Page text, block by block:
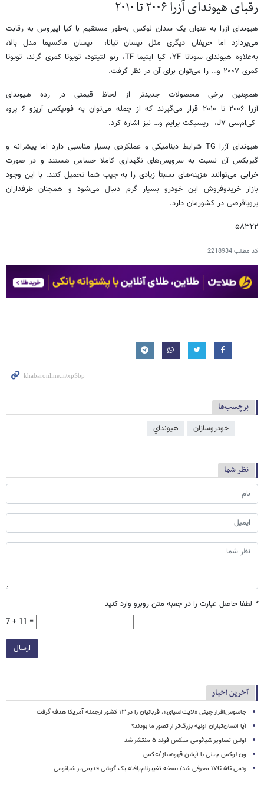
رقبای هیوندای آزرا ۲۰۰۶ تا ۲۰۱۰
هیوندای آزرا به عنوان یک سدان لوکس به‌طور مستقیم با کیا اپیروس به رقابت
می‌پردازد اما حریفان دیگری مثل نیسان تیانا، نیسان ماکسیما مدل بالا،
به‌علاوه هیوندای سوناتا YF، کیا اپتیما TF، رنو لتیتود، تویوتا کمری گرند، تویوتا
کمری ۲۰۰۷ و… را می‌توان برای آن در نظر گرفت.
همچنین برخی محصولات جدیدتر از لحاظ قیمتی در رده هیوندای
آزرا ۲۰۰۶ تا ۲۰۱۰ قرار می‌گیرند که از جمله می‌توان به فونیکس آریزو ۶ پرو،
کی‌ام‌سی J۷، ریسپکت پرایم و… نیز اشاره کرد.
هیوندای آزرا TG شرایط دینامیکی و عملکردی بسیار مناسبی دارد اما پیشرانه و
گیربکس آن نسبت به سرویس‌های نگهداری کاملا حساس هستند و در صورت
خرابی می‌توانند هزینه‌های نسبتاً زیادی را به جیب شما تحمیل کنند. با این وجود
بازار خریدوفروش این خودرو بسیار گرم دنبال می‌شود و همچنان طرفداران
پروپاقرصی در کشورمان دارد.
۵۸۳۲۲
کد مطلب2218934
برچسب‌ها
خودروسازان هيونداي
نظر شما
* لطفا حاصل عبارت را در جعبه متن روبرو وارد کنید
7 + 11 =
ارسال
آخرین اخبار
جاسوس‌افزار چینی «لایت‌اسپای»، قربانیان را در ۱۳ کشور ازجمله آمریکا هدف گرفت
آیا انسان‌تباران اولیه بزرگ‌تر از تصور ما بودند؟
اولین تصاویر شیائومی میکس فولد ۵ منتشر شد
ون لوکس چینی با آپشن قهوه‌ساز /عکس
ردمی ۱۷C ۵G معرفی شد/ نسخه تغییرنام‌یافته یک گوشی قدیمی‌تر شیائومی